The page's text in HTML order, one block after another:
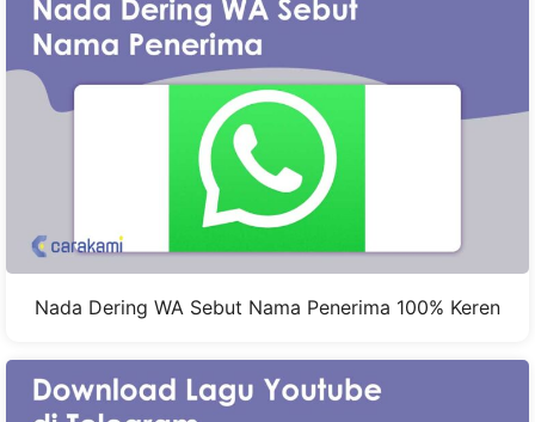
Nada Dering WA Sebut Nama Penerima 100% Keren